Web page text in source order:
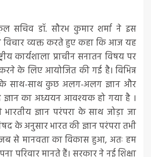
सचिव डॉ. सौरभ कुमार शर्मा ने इस
विचार व्यक्त करते हुए कहा कि आज यह
कार्यशाला प्राचीन सनातन विषय पर
के लिए आयोजित की गई है। विभिन्न
के साथ-साथ कुछ अलग-अलग ज्ञान और
ज्ञान का अध्ययन आवश्यक हो गया है ।
ज्ञान परंपरा के साथ जोड़ा जा
के अनुसार भारत की ज्ञान परंपरा तभी
जब से मानवता का विकास हुआ, अतः हम